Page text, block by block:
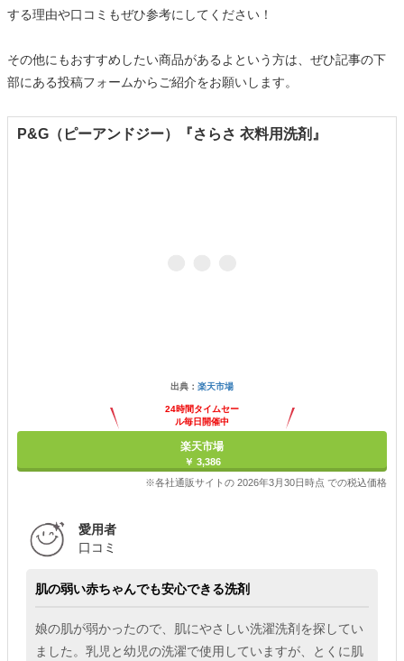
する理由や口コミもぜひ参考にしてください！
その他にもおすすめしたい商品があるよという方は、ぜひ記事の下
部にある投稿フォームからご紹介をお願いします。
P&G（ピーアンドジー）『さらさ 衣料用洗剤』
出典： 楽天市場
24時間タイムセー
ル毎日開催中
楽天市場
￥ 3,386
※各社通販サイトの 2026年3月30日時点 での税込価格
愛用者
口コミ
肌の弱い赤ちゃんでも安心できる洗剤
娘の肌が弱かったので、肌にやさしい洗濯洗剤を探してい
ました。乳児と幼児の洗濯で使用していますが、とくに肌